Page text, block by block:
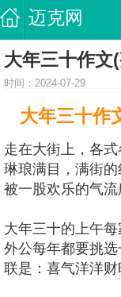
迈克网
大年三十作文
时间：2024-07-29
大年三十作
走在大街上，各
琳琅满目，满街
被一股欢乐的气流
大年三十的上午每
外公每年都要挑
联是：喜气洋洋